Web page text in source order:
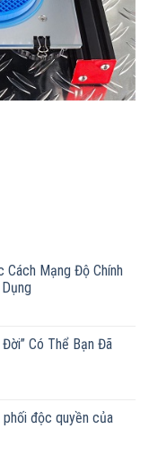
Cách Mạng Độ Chính
Có Thể Bạn Đã
độc quyền của